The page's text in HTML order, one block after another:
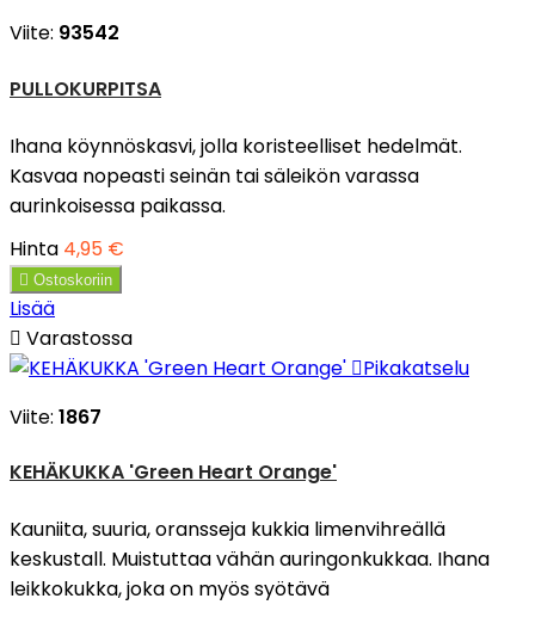
Viite: 93542
PULLOKURPITSA
Ihana köynnöskasvi, jolla koristeelliset hedelmät.
Kasvaa nopeasti seinän tai säleikön varassa
aurinkoisessa paikassa.
Hinta 4,95 €
 Ostoskoriin
Lisää
 Varastossa
Pikakatselu
Viite: 1867
KEHÄKUKKA 'Green Heart Orange'
Kauniita, suuria, oransseja kukkia limenvihreällä
keskustall. Muistuttaa vähän auringonkukkaa. Ihana
leikkokukka, joka on myös syötävä